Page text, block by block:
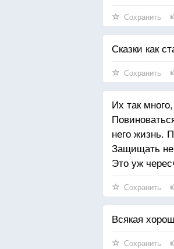
Сохранить
Сказки как
Сохранить
Их так
него жизнь.
Защищать
Это уж
Сохранить
Всякая
Сохранить